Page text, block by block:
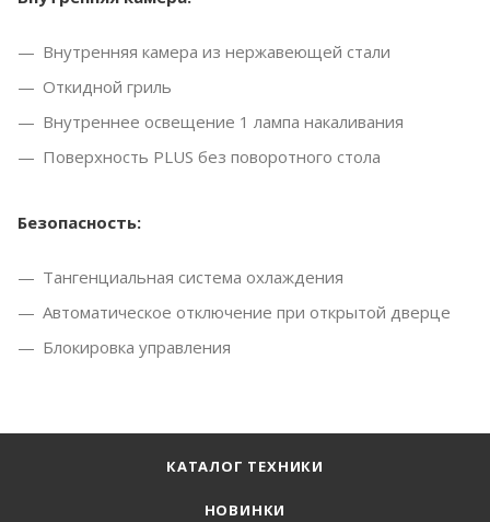
Внутренняя камера из нержавеющей стали
Откидной гриль
Внутреннее освещение 1 лампа накаливания
Поверхность PLUS без поворотного стола
Безопасность:
Тангенциальная система охлаждения
Автоматическое отключение при открытой дверце
Блокировка управления
КАТАЛОГ ТЕХНИКИ
НОВИНКИ